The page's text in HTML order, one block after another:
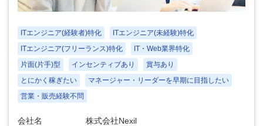
ITエンジニア(経験者)特化
ITエンジニア(未経験)特化
ITエンジニア(フリーランス)特化
IT・Web業界特化
片面(片手)型
インセンティブあり
賞与あり
とにかく稼ぎたい
マネージャー・リーダーを早期に目指したい
営業・販売経験不問
会社名
株式会社Nexil